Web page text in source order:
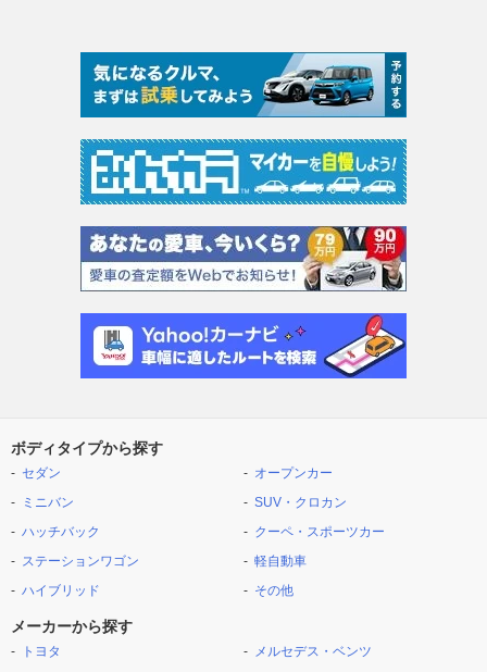
ボディタイプから探す
セダン
ミニバン
ハッチバック
ステーションワゴン
ハイブリッド
オープンカー
SUV・クロカン
クーペ・スポーツカー
軽自動車
その他
メーカーから探す
トヨタ
メルセデス・ベンツ